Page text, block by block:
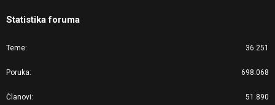
Statistika foruma
Teme 36.251
Poruka 698.068
Članovi 51.890